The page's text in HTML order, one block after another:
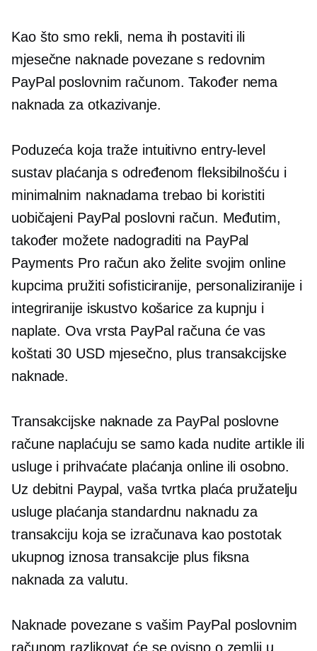
Kao što smo rekli, nema ih postavitiili
mjesečne naknade povezane s redovnim
PayPal poslovnim računom. Također nema
naknada za otkazivanje.
Poduzeća koja traže intuitivno entry-level
sustav plaćanja s određenom fleksibilnošću i
minimalnim naknadama trebao bi koristiti
uobičajeni PayPal poslovni račun. Međutim,
također možete nadograditi na PayPal
Payments Pro račun ako želite svojim online
kupcima pružiti sofisticiranije, personaliziranije i
integriranije iskustvo košarice za kupnju i
naplate. Ova vrsta PayPal računa će vas
koštati 30 USD mjesečno, plus transakcijske
naknade.
Transakcijske naknade za PayPal poslovne
račune naplaćuju se samo kada nudite artikle ili
usluge i prihvaćate plaćanja online ili osobno.
Uz debitni Paypal, vaša tvrtka plaća pružatelju
usluge plaćanja standardnu ​​naknadu za
transakciju koja se izračunava kao postotak
ukupnog iznosa transakcije plus fiksna
naknada za valutu.
Naknade povezane s vašim PayPal poslovnim
računom razlikovat će se ovisno o zemlji u